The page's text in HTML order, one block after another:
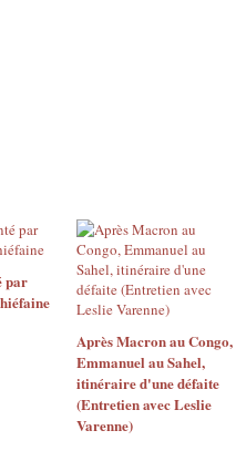
par
Après Macron au Congo,
Emmanuel au Sahel,
itinéraire d'une défaite
(Entretien avec Leslie
Varenne)